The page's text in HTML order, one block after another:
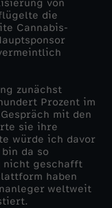
von
die
Cannabis-
zunächst
Prozent im
mit den
sie ihre
würde ich davor
da so
nicht geschafft
haben
weltweit